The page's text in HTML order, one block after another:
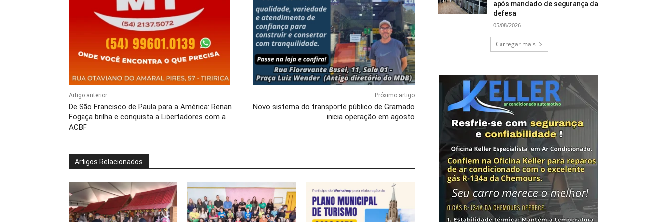
Artigo anterior
De São Francisco de Paula para a América: Renan
Fogaça brilha e conquista a Libertadores com a
ACBF
Próximo artigo
Novo sistema do transporte público de Gramado
inicia operação em agosto
Artigos Relacionados
após mandado de segurança da
defesa
05/08/2026
Carregar mais